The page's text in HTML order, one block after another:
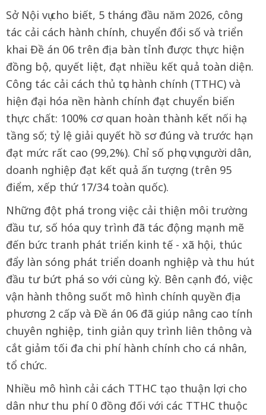
Sở Nội vụ cho biết, 5 tháng đầu năm 2026, công
tác cải cách hành chính, chuyển đổi số và triển
khai Đề án 06 trên địa bàn tỉnh được thực hiện
đồng bộ, quyết liệt, đạt nhiều kết quả toàn diện.
Công tác cải cách thủ tục hành chính (TTHC) và
hiện đại hóa nền hành chính đạt chuyển biến
thực chất: 100% cơ quan hoàn thành kết nối hạ
tầng số; tỷ lệ giải quyết hồ sơ đúng và trước hạn
đạt mức rất cao (99,2%). Chỉ số phục vụ người dân,
doanh nghiệp đạt kết quả ấn tượng (trên 95
điểm, xếp thứ 17/34 toàn quốc).
Những đột phá trong việc cải thiện môi trường
đầu tư, số hóa quy trình đã tác động mạnh mẽ
đến bức tranh phát triển kinh tế - xã hội, thúc
đẩy làn sóng phát triển doanh nghiệp và thu hút
đầu tư bứt phá so với cùng kỳ. Bên cạnh đó, việc
vận hành thông suốt mô hình chính quyền địa
phương 2 cấp và Đề án 06 đã giúp nâng cao tính
chuyên nghiệp, tinh giản quy trình liên thông và
cắt giảm tối đa chi phí hành chính cho cá nhân,
tổ chức.
Nhiều mô hình cải cách TTHC tạo thuận lợi cho
dân như thu phí 0 đồng đối với các TTHC thuộc